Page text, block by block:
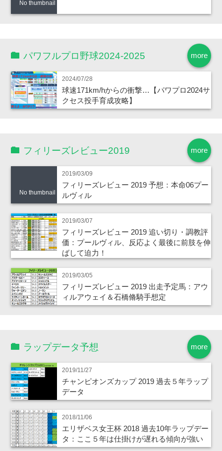
No thumbnail
more
パワフルプロ野球2024-2025
2024/07/28
球速171km/hからの衝撃…【パワプロ2024サ
クセス投手育成攻略】
more
フィリーズレビュー2019
No thumbnail
2019/03/09
フィリーズレビュー 2019 予想：本命06プー
ルヴィル
2019/03/07
フィリーズレビュー 2019 追い切り・調教評
価：プールヴィル、反応よく最後に前肢を伸
ばして迫力！
2019/03/05
フィリーズレビュー 2019 出走予定馬：アウ
ィルアウェイ＆石橋脩騎手想定
more
ラップデータ予想
2019/11/27
チャンピオンズカップ 2019 過去５年ラップ
データ
2018/11/06
エリザベス女王杯 2018 過去10年ラップデー
タ：ここ５年は仕掛けが遅れる傾向が強い